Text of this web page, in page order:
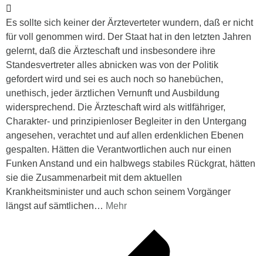
Es sollte sich keiner der Ärzteverteter wundern, daß er nicht
für voll genommen wird. Der Staat hat in den letzten Jahren
gelernt, daß die Ärzteschaft und insbesondere ihre
Standesvertreter alles abnicken was von der Politik
gefordert wird und sei es auch noch so hanebüchen,
unethisch, jeder ärztlichen Vernunft und Ausbildung
widersprechend. Die Ärzteschaft wird als witlfähriger,
Charakter- und prinzipienloser Begleiter in den Untergang
angesehen, verachtet und auf allen erdenklichen Ebenen
gespalten. Hätten die Verantwortlichen auch nur einen
Funken Anstand und ein halbwegs stabiles Rückgrat, hätten
sie die Zusammenarbeit mit dem aktuellen
Krankheitsminister und auch schon seinem Vorgänger
längst auf sämtlichen… Mehr